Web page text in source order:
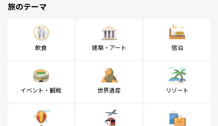
旅のテーマ
飲食 建築・アート 宿泊
イベント・観戦 世界遺産 リゾート